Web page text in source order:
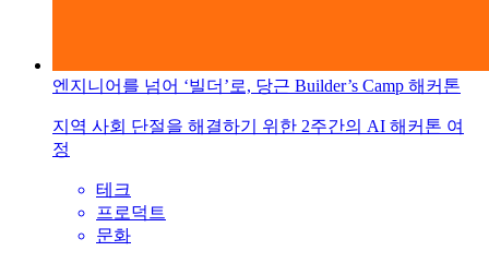
엔지니어를 넘어 ‘빌더’로, 당근 Builder’s Camp 해커톤
지역 사회 단절을 해결하기 위한 2주간의 AI 해커톤 여
정
테크
프로덕트
문화